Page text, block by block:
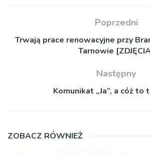
Poprzedni
Trwają prace renowacyjne przy
Tarnowie
Następny
Komunikat „Ja”, a cóż to
ZOBACZ RÓWNIEŻ